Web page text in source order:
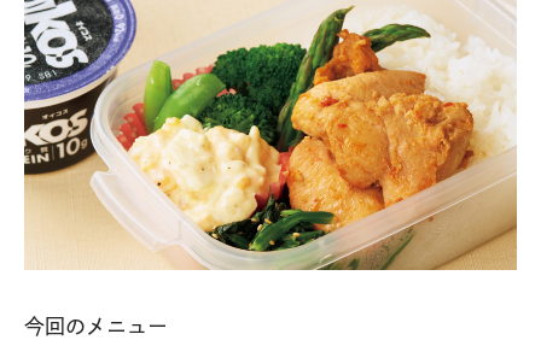
今回のメニュー